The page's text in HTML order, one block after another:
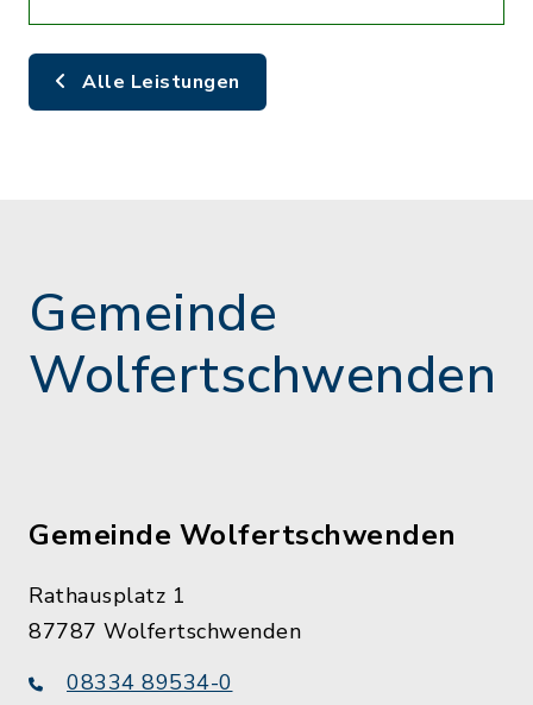
Alle Leistungen
Gemeinde
Wolfertschwenden
Gemeinde Wolfertschwenden
Rathausplatz 1
87787 Wolfertschwenden
08334 89534-0